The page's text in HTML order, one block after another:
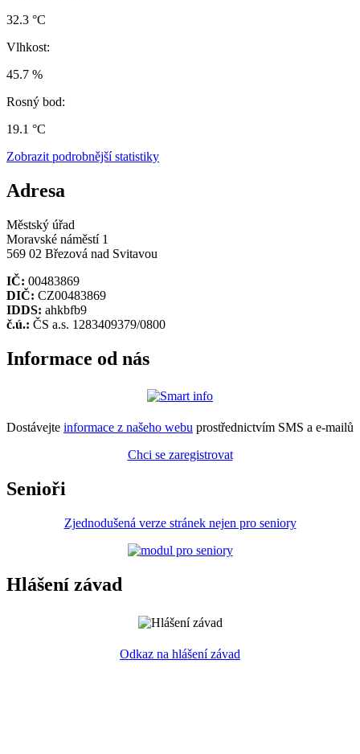
32.3 °C
Vlhkost:
45.7 %
Rosný bod:
19.1 °C
Zobrazit podrobnější statistiky
Adresa
Městský úřad
Moravské náměstí 1
569 02 Březová nad Svitavou
IČ: 00483869
DIČ: CZ00483869
IDDS: ahkbfb9
č.ú.: ČS a.s. 1283409379/0800
Informace od nás
Dostávejte informace z našeho webu prostřednictvím SMS a e-mailů
Chci se zaregistrovat
Senioři
Zjednodušená verze stránek nejen pro seniory
Hlášení závad
Odkaz na hlášení závad